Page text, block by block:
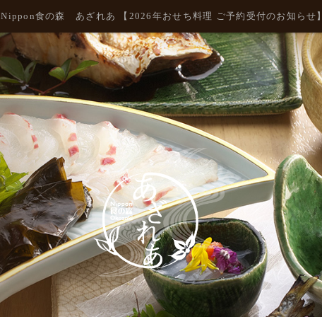
Nippon食の森 あざれあ 【2026年おせち料理 ご予約受付のお知らせ